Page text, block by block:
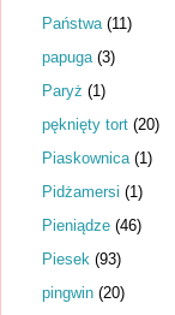
Państwa (11)
papuga (3)
Paryż (1)
pęknięty tort (20)
Piaskownica (1)
Pidżamersi (1)
Pieniądze (46)
Piesek (93)
pingwin (20)